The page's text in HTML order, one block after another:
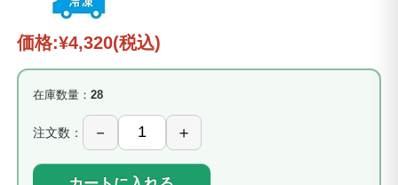
価格:¥4,320(税込)
在庫数量： 28
注文数：